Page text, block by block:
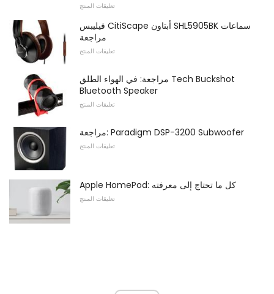
تعليقات المنتج
فيليبس CitiScape أبتاون SHL5905BK سماعات
مراجعة
تعليقات المنتج
مراجعة: في الهواء الطلق Tech Buckshot
Bluetooth Speaker
تعليقات المنتج
مراجعة: Paradigm DSP-3200 Subwoofer
تعليقات المنتج
Apple HomePod: كل ما تحتاج إلى معرفته
تعليقات المنتج